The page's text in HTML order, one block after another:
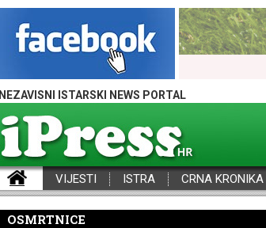
NEZAVISNI ISTARSKI NEWS PORTAL
VIJESTI ISTRA CRNA KRONIKA
OSMRTNICE